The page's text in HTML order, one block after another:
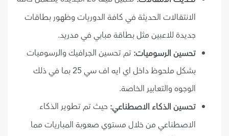
الانتقالات الحديثة في كافة الدوريات وظهور بطاقات
جديدة للاعبين مثل بطاقة مبابي في مدريد.
تحسين الرسوميات: تم تحسين الجرافيك والرسوميات
بشكل ملحوظ داخل اي ايه اف سي 25 بما في ذلك
الوجوه والتعابير الخاصة.
تحسين الذكاء الاصطناعي: حيث تم تطوير الذكاء
الاصطناعي من خلال مستوي صعوبة المباريات مما